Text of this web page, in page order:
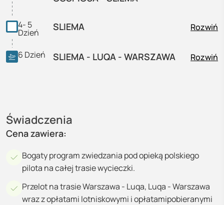
4- 5
Dzień SLIEMA Rozwiń
6 Dzień SLIEMA - LUQA - WARSZAWA Rozwiń
Świadczenia
Cena zawiera:
Bogaty program zwiedzania pod opieką polskiego
pilota na całej trasie wycieczki.
Przelot na trasie Warszawa - Luqa, Luqa - Warszawa
wraz z opłatami lotniskowymi i opłatamipobieranymi